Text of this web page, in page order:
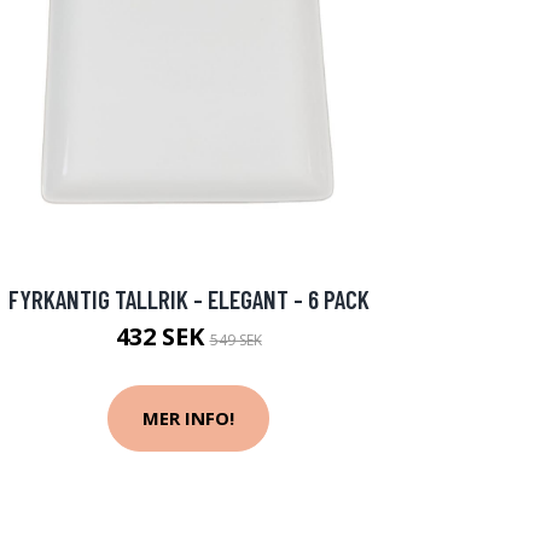
FYRKANTIG TALLRIK - ELEGANT - 6 PACK
432 SEK549 SEK
MER INFO!